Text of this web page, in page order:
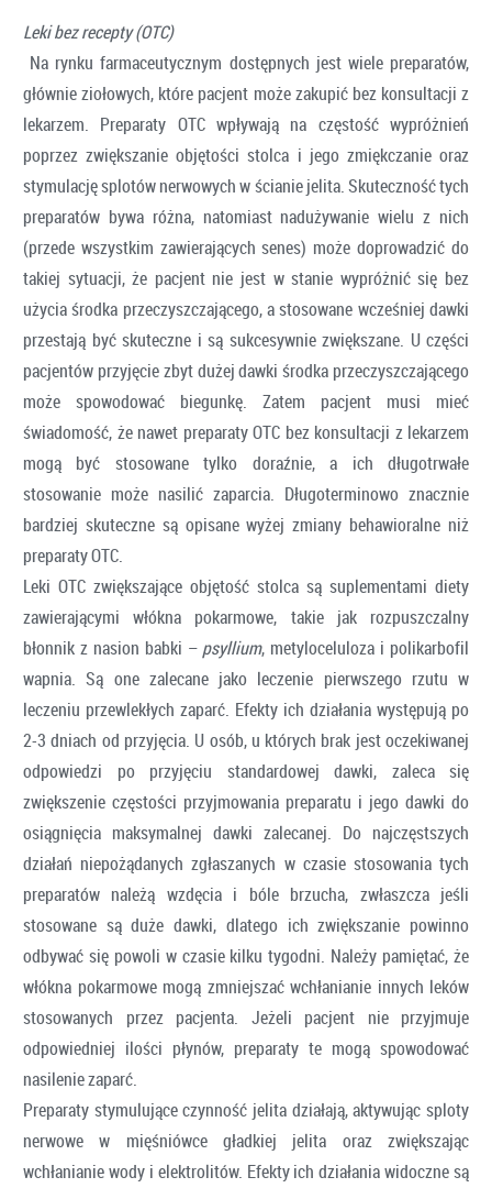
Leki bez recepty (OTC)
Na rynku farmaceutycznym dostępnych jest wiele preparatów,
głównie ziołowych, które pacjent może zakupić bez konsultacji z
lekarzem. Preparaty OTC wpływają na częstość wypróżnień
poprzez zwiększanie objętości stolca i jego zmiękczanie oraz
stymulację splotów nerwowych w ścianie jelita. Skuteczność tych
preparatów bywa różna, natomiast nadużywanie wielu z nich
(przede wszystkim zawierających senes) może doprowadzić do
takiej sytuacji, że pacjent nie jest w stanie wypróżnić się bez
użycia środka przeczyszczającego, a stosowane wcześniej dawki
przestają być skuteczne i są sukcesywnie zwiększane. U części
pacjentów przyjęcie zbyt dużej dawki środka przeczyszczającego
może spowodować biegunkę. Zatem pacjent musi mieć
świadomość, że nawet preparaty OTC bez konsultacji z lekarzem
mogą być stosowane tylko doraźnie, a ich długotrwałe
stosowanie może nasilić zaparcia. Długoterminowo znacznie
bardziej skuteczne są opisane wyżej zmiany behawioralne niż
preparaty OTC.
Leki OTC zwiększające objętość stolca są suplementami diety
zawierającymi włókna pokarmowe, takie jak rozpuszczalny
błonnik z nasion babki – psyllium, metyloceluloza i polikarbofil
wapnia. Są one zalecane jako leczenie pierwszego rzutu w
leczeniu przewlekłych zaparć. Efekty ich działania występują po
2-3 dniach od przyjęcia. U osób, u których brak jest oczekiwanej
odpowiedzi po przyjęciu standardowej dawki, zaleca się
zwiększenie częstości przyjmowania preparatu i jego dawki do
osiągnięcia maksymalnej dawki zalecanej. Do najczęstszych
działań niepożądanych zgłaszanych w czasie stosowania tych
preparatów należą wzdęcia i bóle brzucha, zwłaszcza jeśli
stosowane są duże dawki, dlatego ich zwiększanie powinno
odbywać się powoli w czasie kilku tygodni. Należy pamiętać, że
włókna pokarmowe mogą zmniejszać wchłanianie innych leków
stosowanych przez pacjenta. Jeżeli pacjent nie przyjmuje
odpowiedniej ilości płynów, preparaty te mogą spowodować
nasilenie zaparć.
Preparaty stymulujące czynność jelita działają, aktywując sploty
nerwowe w mięśniówce gładkiej jelita oraz zwiększając
wchłanianie wody i elektrolitów. Efekty ich działania widoczne są